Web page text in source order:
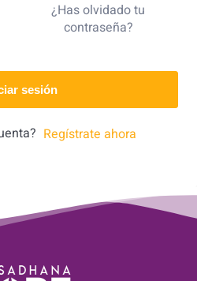
¿Has olvidado tu
contraseña?
sesión
Regístrate ahora